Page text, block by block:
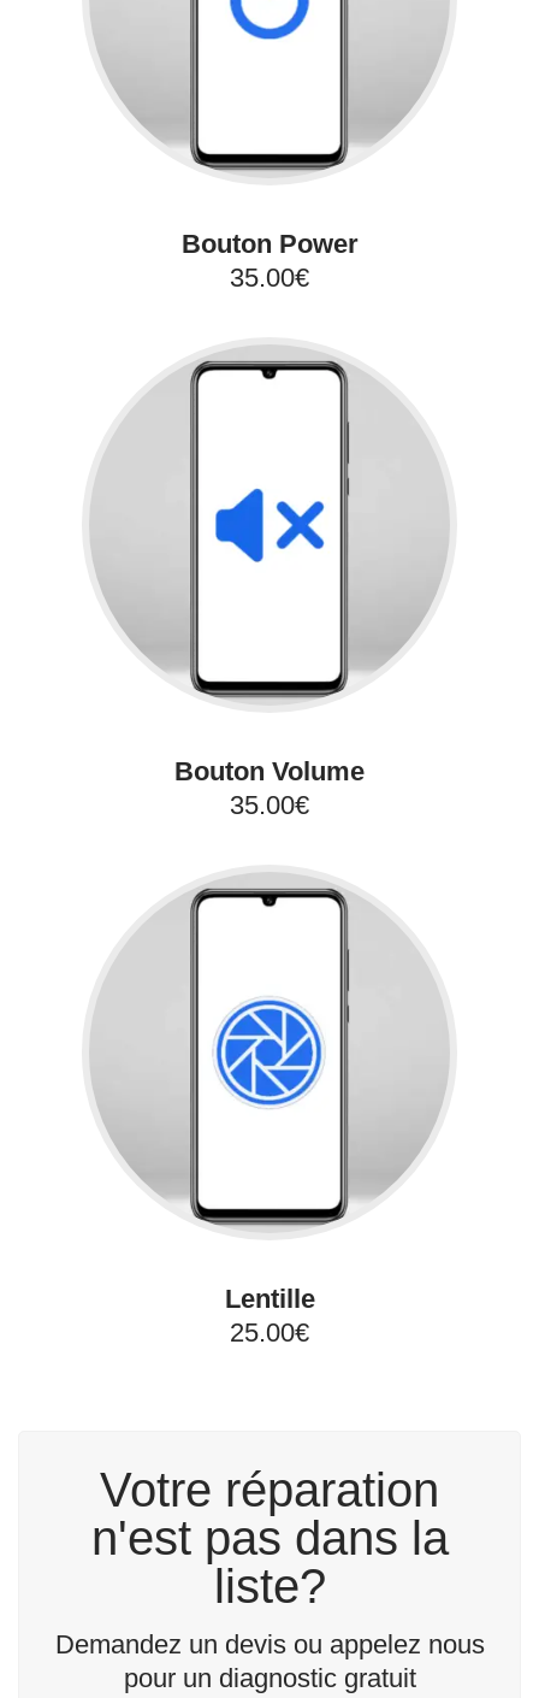
Bouton Power
35.00€
Bouton Volume
35.00€
Lentille
25.00€
Votre réparation
n'est pas dans la
liste?
Demandez un devis ou appelez nous
pour un diagnostic gratuit